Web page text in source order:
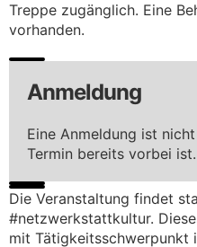
Treppe zugänglich. Eine
vorhanden.
Anmeldung
Eine Anmeldung ist
Termin bereits vorbei ist.
Die Veranstaltung findet
#netzwerkstattkultur.
mit Tätigkeitsschwerpunkt